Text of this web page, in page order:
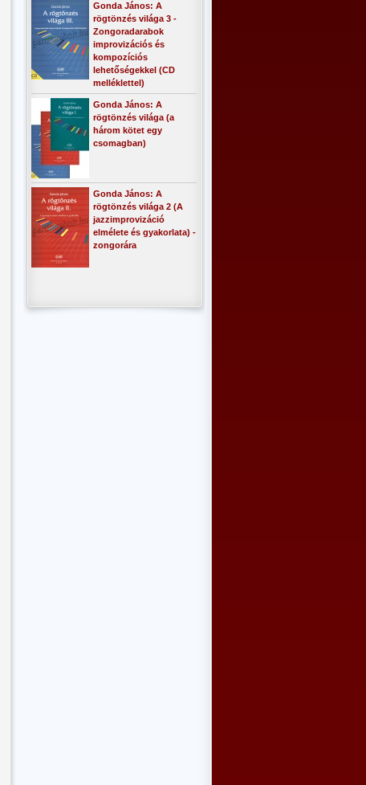
Gonda János: A
rögtönzés világa 3 -
Zongoradarabok
improvizációs és
kompozíciós
lehetőségekkel (CD
melléklettel)
Gonda János: A
rögtönzés világa (a
három kötet egy
csomagban)
Gonda János: A
rögtönzés világa 2 (A
jazzimprovizáció
elmélete és gyakorlata) -
zongorára